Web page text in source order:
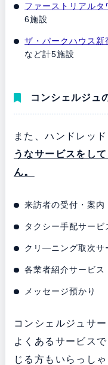
ファーストリアルタ
6施設
ザ・パークハウス新
など計5施設
コンシェルジュ
また、ハンドレッ
うなサービスをし
ん。
来訪者の受付・案内
タクシー手配サービ
クリ―ニング取次サ
各業者紹介サービス
メッセージ預かり
コンシェルジュサ
よくあるサービス
じる方もいらっし